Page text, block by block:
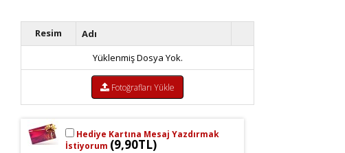
Resim
Adı
Yüklenmiş Dosya Yok.
Fotoğrafları Yükle
Hediye Kartına Mesaj Yazdırmak
İstiyorum (9,90TL)